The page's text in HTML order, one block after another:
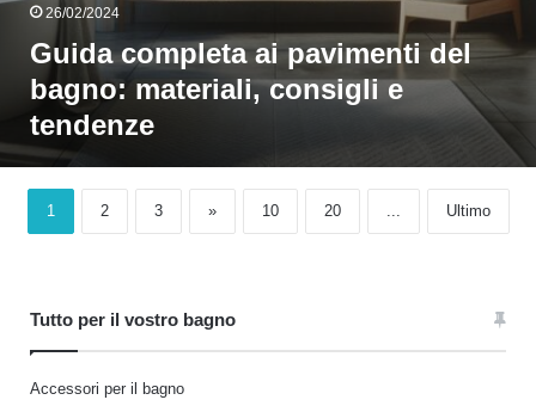
26/02/2024
Guida completa ai pavimenti del
bagno: materiali, consigli e
tendenze
1 2 3 » 10 20 ... Ultimo
Tutto per il vostro bagno
Accessori per il bagno